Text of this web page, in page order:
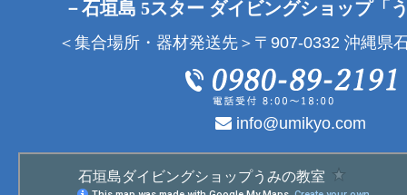
－石垣島 5スター ダイビングショップ「
＜集合場所・器材発送先＞〒907-0332 沖縄県
info@umikyo.com